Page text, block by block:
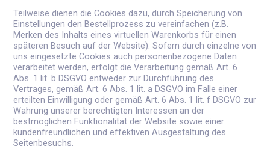
Teilweise dienen die Cookies dazu, durch Speicherung von
Einstellungen den Bestellprozess zu vereinfachen (z.B.
Merken des Inhalts eines virtuellen Warenkorbs für einen
späteren Besuch auf der Website). Sofern durch einzelne von
uns eingesetzte Cookies auch personenbezogene Daten
verarbeitet werden, erfolgt die Verarbeitung gemäß Art. 6
Abs. 1 lit. b DSGVO entweder zur Durchführung des
Vertrages, gemäß Art. 6 Abs. 1 lit. a DSGVO im Falle einer
erteilten Einwilligung oder gemäß Art. 6 Abs. 1 lit. f DSGVO zur
Wahrung unserer berechtigten Interessen an der
bestmöglichen Funktionalität der Website sowie einer
kundenfreundlichen und effektiven Ausgestaltung des
Seitenbesuchs.